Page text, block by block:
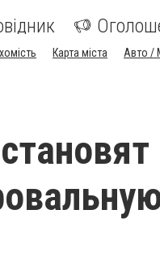
Карта міста Авто /